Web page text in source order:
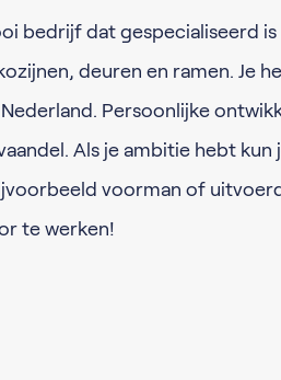
bedrijf dat gespecialiseerd is
deuren en ramen. Je
Persoonlijke
Als je ambitie hebt kun
voorman of
te werken!